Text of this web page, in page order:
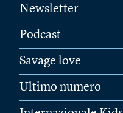
Newsletter
Podcast
Savage love
Ultimo numero